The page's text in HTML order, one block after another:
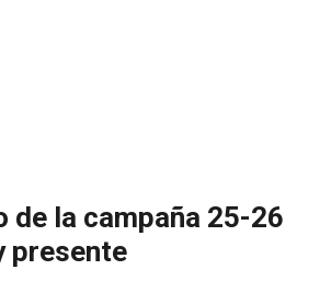
de la campaña 25-26
presente